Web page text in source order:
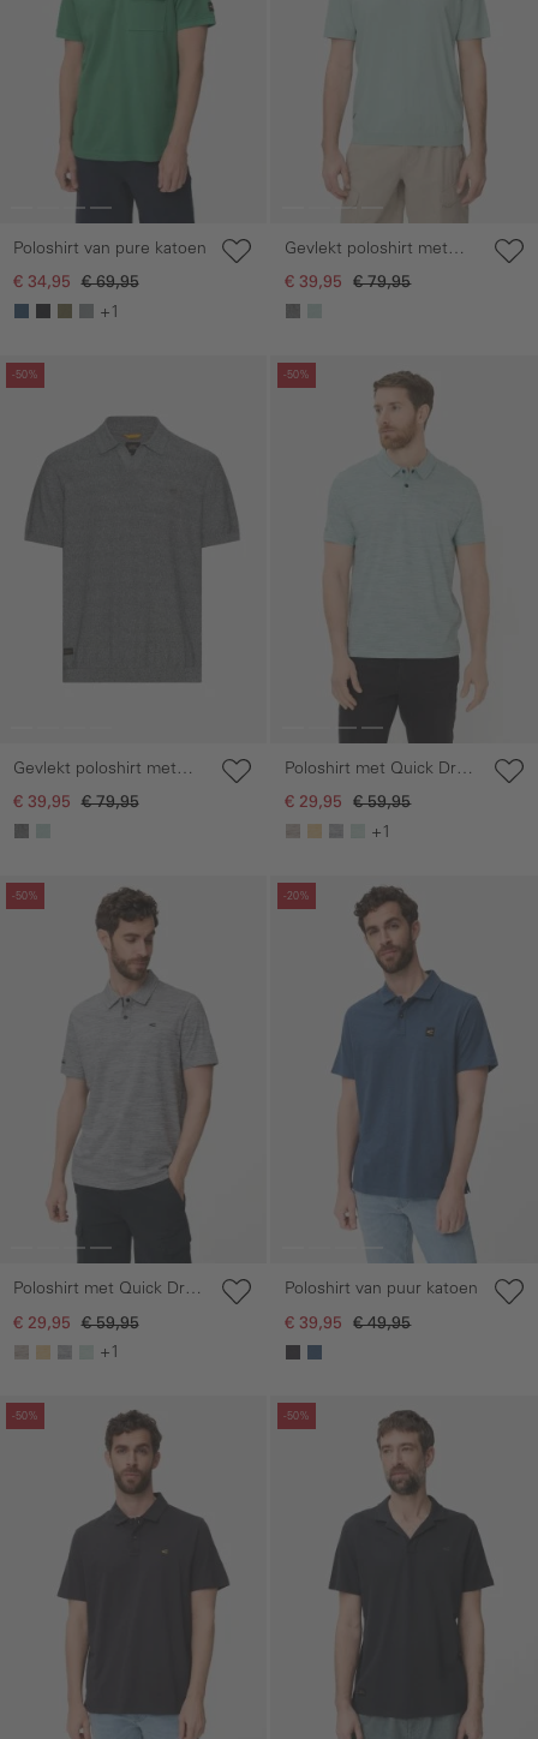
Poloshirt van pure katoen
€ 34,95
€ 69,95
+1
Gevlekt poloshirt met
korte mouwen van
€ 39,95 € 79,95
-50%
overslaan
Gevlekt poloshirt met
korte mouwen van
€ 39,95 € 79,95
-50%
Galerie overslaan
Poloshirt met Quick Dry
functie
€ 29,95
€ 59,95
+1
-50%
overslaan
Poloshirt met Quick Dry
functie
€ 29,95
€ 59,95
+1
-20%
Galerie overslaan
Poloshirt van puur katoen
€ 39,95 € 49,95
-50%
overslaan
-50%
Galerie overslaan